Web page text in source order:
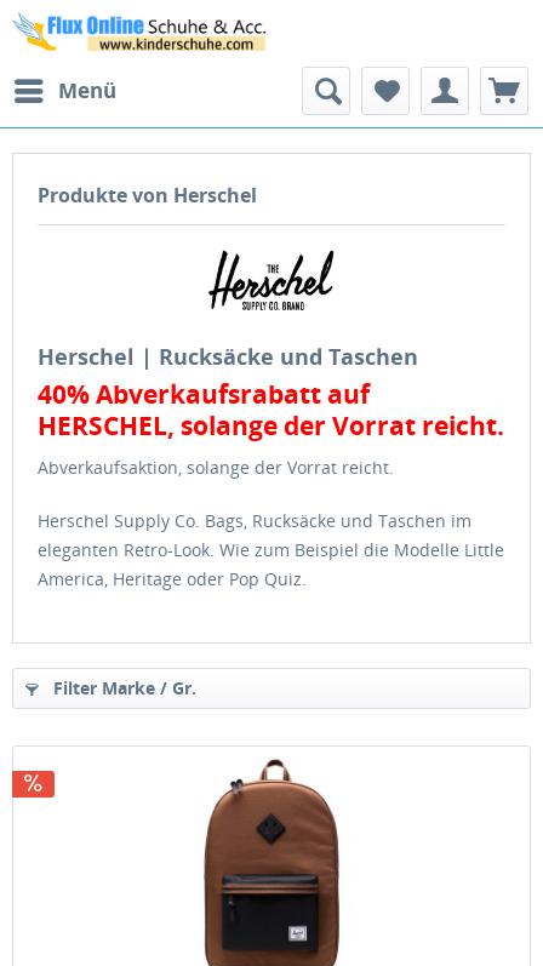
Menü
Produkte von Herschel
Herschel | Rucksäcke und Taschen
40% Abverkaufsrabatt auf
HERSCHEL, solange der Vorrat reicht.
Abverkaufsaktion, solange der Vorrat reicht.
Herschel Supply Co. Bags, Rucksäcke und Taschen im
eleganten Retro-Look. Wie zum Beispiel die Modelle Little
America, Heritage oder Pop Quiz.
Filter Marke / Gr.